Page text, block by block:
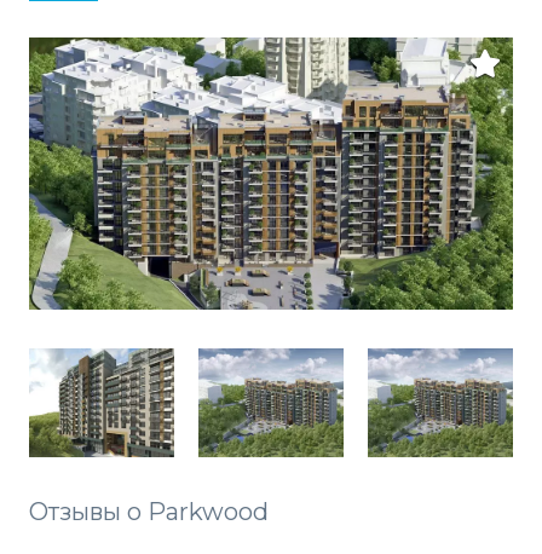
Отзывы о Parkwood